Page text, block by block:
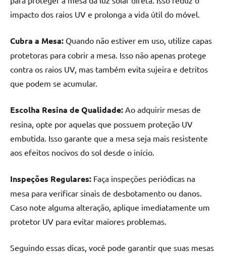
impacto dos raios UV e prolonga a vida útil do móvel.
Cubra a Mesa: Quando não estiver em uso, utilize capas
protetoras para cobrir a mesa. Isso não apenas protege
contra os raios UV, mas também evita sujeira e detritos
que podem se acumular.
Escolha Resina de Qualidade: Ao adquirir mesas de
resina, opte por aquelas que possuem proteção UV
embutida. Isso garante que a mesa seja mais resistente
aos efeitos nocivos do sol desde o início.
Inspeções Regulares: Faça inspeções periódicas na
mesa para verificar sinais de desbotamento ou danos.
Caso note alguma alteração, aplique imediatamente um
protetor UV para evitar maiores problemas.
Seguindo essas dicas, você pode garantir que suas mesas